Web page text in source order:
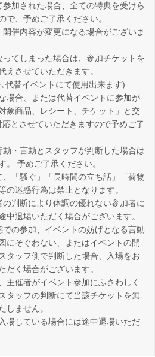
加された場合、全ての特典を受けら
で、予めご了承ください。
催内容が変更になる場合がございま
てしまった場合は、参加チケットを
えさせていただきます。
代替イベントにて使用出来ます)
場合、または代替イベントに参加が
象商品、レシート、チケット」と交
とさせていただきますので予めご了
・言動とスタッフが判断した場合は
。 予めご了承ください。
「騒ぐ」「長時間の立ち話」「荷物
の迷惑行為は禁止となります。
判断により体調の優れない参加者に
中退場いただく場合がございます。
の参加、イベントの妨げとなる言動
にそぐわない、またはイベントの開
タッフ側で判断した場合、入場をお
だく場合がございます。
主催者がイベント参加にふさわしく
タッフの判断にて当該チケットを無
しません。
場している場合には途中退場いただ